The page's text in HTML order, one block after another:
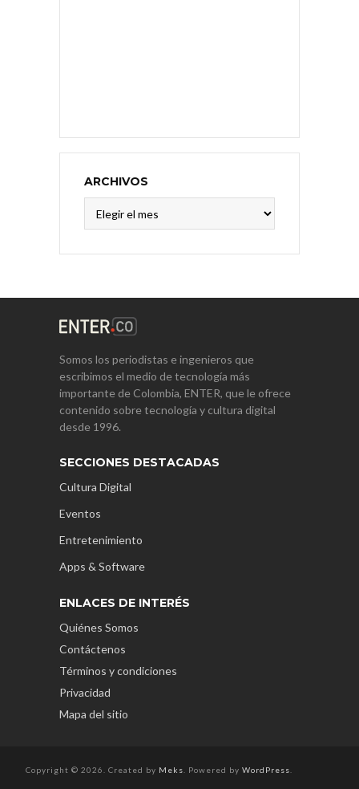
ARCHIVOS
Somos los periodistas e ingenieros que
escribimos el medio de tecnología más
importante de Colombia, ENTER, que le ofrece
contenido sobre tecnología y cultura digital
desde 1996.
SECCIONES DESTACADAS
Cultura Digital
Eventos
Entretenimiento
Apps & Software
ENLACES DE INTERÉS
Quiénes Somos
Contáctenos
Términos y condiciones
Privacidad
Mapa del sitio
Copyright © 2026. Created by Meks . Powered by WordPress